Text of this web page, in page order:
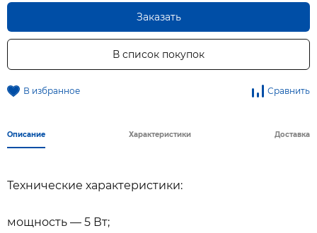
Заказать
В список покупок
В избранное Сравнить
Описание Характеристики Доставка
Технические характеристики:
мощность — 5 Вт;